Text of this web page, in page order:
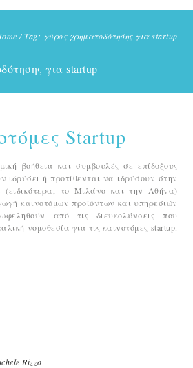
/Tag: γύρος χρηματοδότησης για startup
για startup
Startup
βοήθεια και συμβουλές σε επίδοξους
ιδρύσει ή προτίθενται να ιδρύσουν στην
το Μιλάνο και την Αθήνα)
καινοτόμων προϊόντων και υπηρεσιών
από τις διευκολύνσεις που
νομοθεσία για τις καινοτόμες startup.
Rizzo